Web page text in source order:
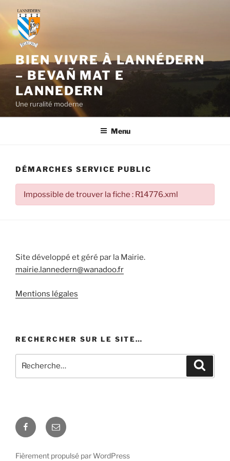
contenu
principal
BIEN VIVRE À LANNÉDERN
– BEVAÑ MAT E
LANNEDERN
Une ruralité moderne
Menu
DÉMARCHES SERVICE PUBLIC
Impossible de trouver la fiche : R14776.xml
Site développé et géré par la Mairie.
mairie.lannedern@wanadoo.fr
Mentions légales
RECHERCHER SUR LE SITE…
pour
Facebook
E-
mail
Fièrement propulsé par WordPress